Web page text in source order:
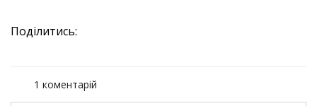
Поділитись:
1 коментарій